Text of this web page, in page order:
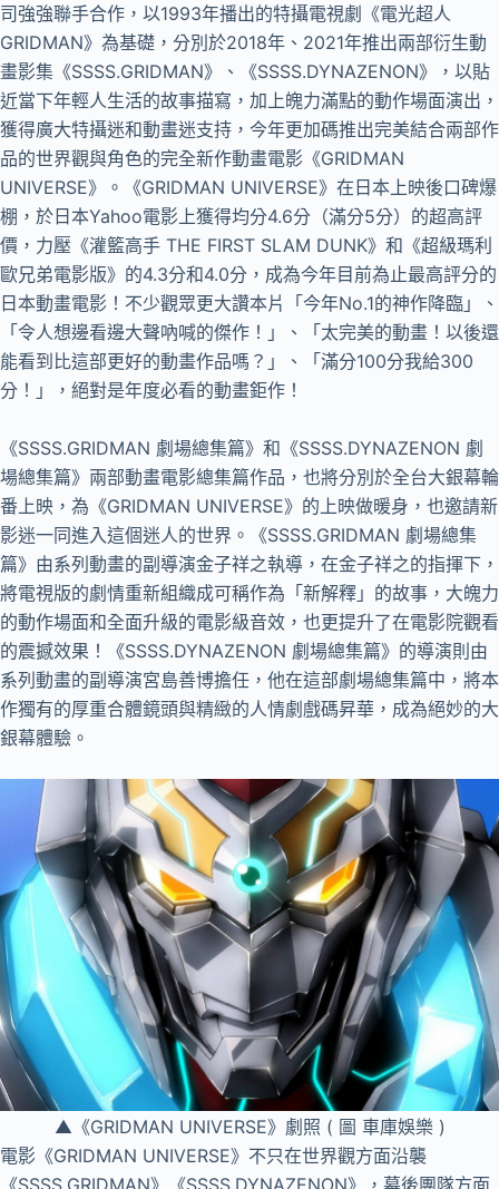
司強強聯手合作，以1993年播出的特攝電視劇《電光超人
GRIDMAN》為基礎，分別於2018年、2021年推出兩部衍生動
畫影集《SSSS.GRIDMAN》、《SSSS.DYNAZENON》，以貼
近當下年輕人生活的故事描寫，加上魄力滿點的動作場面演出，
獲得廣大特攝迷和動畫迷支持，今年更加碼推出完美結合兩部作
品的世界觀與角色的完全新作動畫電影《GRIDMAN
UNIVERSE》。《GRIDMAN UNIVERSE》在日本上映後口碑爆
棚，於日本Yahoo電影上獲得均分4.6分（滿分5分）的超高評
價，力壓《灌籃高手 THE FIRST SLAM DUNK》和《超級瑪利
歐兄弟電影版》的4.3分和4.0分，成為今年目前為止最高評分的
日本動畫電影！不少觀眾更大讚本片「今年No.1的神作降臨」、
「令人想邊看邊大聲吶喊的傑作！」、「太完美的動畫！以後還
能看到比這部更好的動畫作品嗎？」、「滿分100分我給300
分！」，絕對是年度必看的動畫鉅作！
《SSSS.GRIDMAN 劇場總集篇》和《SSSS.DYNAZENON 劇
場總集篇》兩部動畫電影總集篇作品，也將分別於全台大銀幕輪
番上映，為《GRIDMAN UNIVERSE》的上映做暖身，也邀請新
影迷一同進入這個迷人的世界。《SSSS.GRIDMAN 劇場總集
篇》由系列動畫的副導演金子祥之執導，在金子祥之的指揮下，
將電視版的劇情重新組織成可稱作為「新解釋」的故事，大魄力
的動作場面和全面升級的電影級音效，也更提升了在電影院觀看
的震撼效果！《SSSS.DYNAZENON 劇場總集篇》的導演則由
系列動畫的副導演宮島善博擔任，他在這部劇場總集篇中，將本
作獨有的厚重合體鏡頭與精緻的人情劇戲碼昇華，成為絕妙的大
銀幕體驗。
▲《GRIDMAN UNIVERSE》劇照 ( 圖 車庫娛樂 )
電影《GRIDMAN UNIVERSE》不只在世界觀方面沿襲
《SSSS.GRIDMAN》《SSSS.DYNAZENON》，幕後團隊方面